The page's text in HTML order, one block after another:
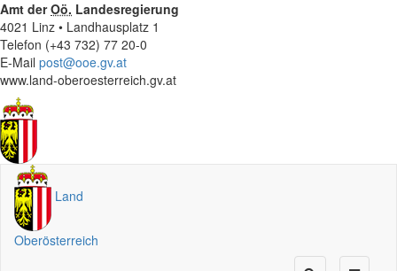
Amt derOö. Landesregierung
4021 Linz • Landhausplatz 1
Telefon (+43 732) 77 20-0
E-Mail post@ooe.gv.at
www.land-oberoesterreich.gv.at
Land
Oberösterreich